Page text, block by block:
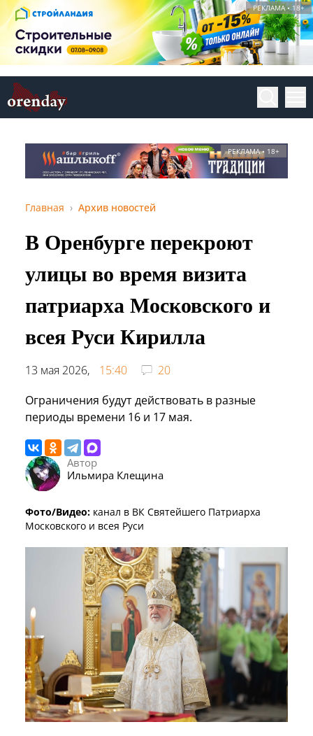
РЕКЛАМА • 18+
РЕКЛАМА • 18+
Главная Архив новостей
В Оренбурге перекроют
улицы во время визита
патриарха Московского и
всея Руси Кирилла
13 мая 2026, 15:40
20
Ограничения будут действовать в разные
периоды времени 16 и 17 мая.
Автор
Ильмира Клещина
Фото/Видео: канал в ВК Святейшего Патриарха
Московского и всея Руси